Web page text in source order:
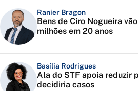
Ranier Bragon
Bens de Ciro Nogueira
milhões em 20 anos
Basília Rodrigues
Ala do STF apoia reduzir
decidiria casos